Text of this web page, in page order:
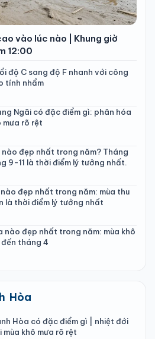
vào lúc nào | Khung giờ
12:00
độ C sang độ F nhanh với công
tính nhẩm
Ngãi có đặc điểm gì: phân hóa
mưa rõ rệt
nào đẹp nhất trong năm? Tháng
9-11 là thời điểm lý tưởng nhất.
nào đẹp nhất trong năm: mùa thu
là thời điểm lý tưởng nhất
nào đẹp nhất trong năm: mùa khô
tháng 4
Hòa
Hòa có đặc điểm gì | nhiệt đới
mùa khô mưa rõ rệt